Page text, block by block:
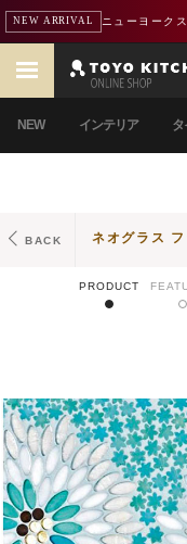
NEW ARRIVAL ニューヨーク
NEW インテリア タ
BACK ネオグラス
PRODUCT